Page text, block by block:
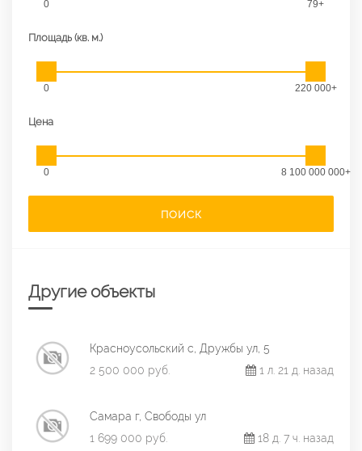
0 79+
Площадь (кв. м.)
0 220 000+
Цена
0 8 100 000 000+
ПОИСК
Другие объекты
Красноусольский с, Дружбы ул, 5
2 500 000 руб.
1 л. 21 д. назад
Самара г, Свободы ул
1 699 000 руб.
18 д. 7 ч. назад